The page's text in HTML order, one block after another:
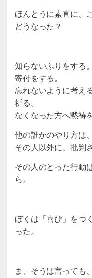
ほんとうに素直に、
どうなった？
知らないふりをする。
寄付をする。
忘れないように考える
祈る。
なくなった方へ黙祷
他の誰かのやり方は
その人以外に、批判
その人のとった行動
ら。
ぼくは「喜び」をつ
った。
ま、そうは言っても